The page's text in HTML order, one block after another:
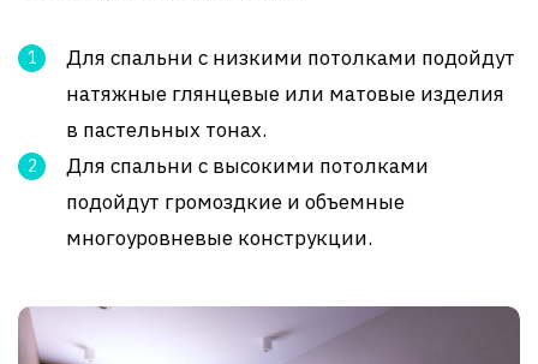
Для спальни с низкими потолками подойдут
натяжные глянцевые или матовые изделия
в пастельных тонах.
Для спальни с высокими потолками
подойдут громоздкие и объемные
многоуровневые конструкции.